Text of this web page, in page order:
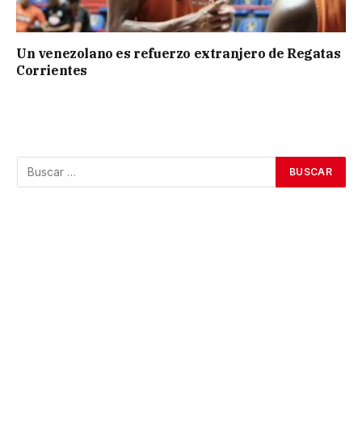
Un venezolano es refuerzo extranjero de Regatas
Corrientes